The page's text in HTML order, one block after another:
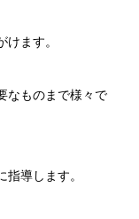
ます。
なものまで様々で
導します。